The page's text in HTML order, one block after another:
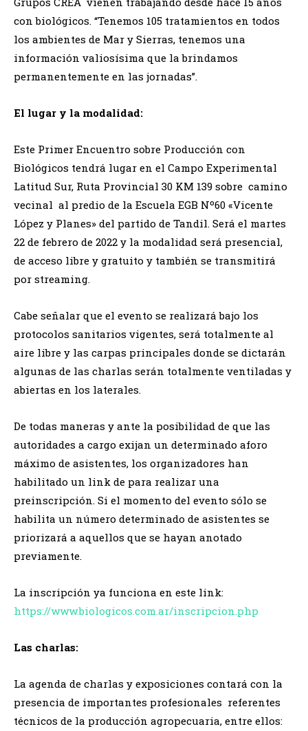
con biológicos. “Tenemos 105 tratamientos en todos
los ambientes de Mar y Sierras, tenemos una
información valiosísima que la brindamos
permanentemente en las jornadas”.
El lugar y la modalidad:
Este Primer Encuentro sobre Producción con
Biológicos tendrá lugar en el Campo Experimental
Latitud Sur, Ruta Provincial 30 KM 139 sobre camino
vecinal al predio de la Escuela EGB Nº60 «Vicente
López y Planes» del partido de Tandil. Será el martes
22 de febrero de 2022 y la modalidad será presencial,
de acceso libre y gratuito y también se transmitirá
por streaming.
Cabe señalar que el evento se realizará bajo los
protocolos sanitarios vigentes, será totalmente al
aire libre y las carpas principales donde se dictarán
algunas de las charlas serán totalmente ventiladas y
abiertas en los laterales.
De todas maneras y ante la posibilidad de que las
autoridades a cargo exijan un determinado aforo
máximo de asistentes, los organizadores han
habilitado un link de para realizar una
preinscripción. Si el momento del evento sólo se
habilita un número determinado de asistentes se
priorizará a aquellos que se hayan anotado
previamente.
La inscripción ya funciona en este link:
https://www.biologicos.com.ar/inscripcion.php
Las charlas:
La agenda de charlas y exposiciones contará con la
presencia de importantes profesionales referentes
técnicos de la producción agropecuaria, entre ellos: